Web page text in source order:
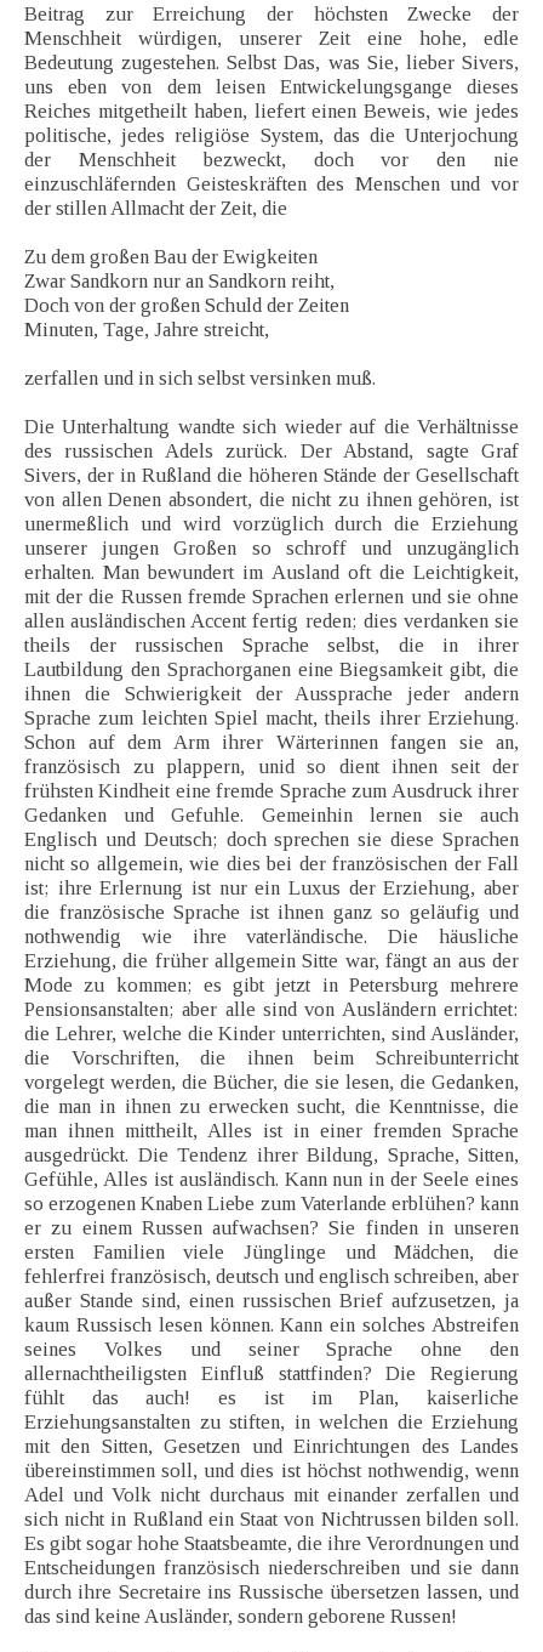
Beitrag zur Erreichung der höchsten Zwecke der
Menschheit würdigen, unserer Zeit eine hohe, edle
Bedeutung zugestehen. Selbst Das, was Sie, lieber Sivers,
uns eben von dem leisen Entwickelungsgange dieses
Reiches mitgetheilt haben, liefert einen Beweis, wie jedes
politische, jedes religiöse System, das die Unterjochung
der Menschheit bezweckt, doch vor den nie
einzuschläfernden Geisteskräften des Menschen und vor
der stillen Allmacht der Zeit, die
Zu dem großen Bau der Ewigkeiten
Zwar Sandkorn nur an Sandkorn reiht,
Doch von der großen Schuld der Zeiten
Minuten, Tage, Jahre streicht,
zerfallen und in sich selbst versinken muß.
Die Unterhaltung wandte sich wieder auf die Verhältnisse
des russischen Adels zurück. Der Abstand, sagte Graf
Sivers, der in Rußland die höheren Stände der Gesellschaft
von allen Denen absondert, die nicht zu ihnen gehören, ist
unermeßlich und wird vorzüglich durch die Erziehung
unserer jungen Großen so schroff und unzugänglich
erhalten. Man bewundert im Ausland oft die Leichtigkeit,
mit der die Russen fremde Sprachen erlernen und sie ohne
allen ausländischen Accent fertig reden; dies verdanken sie
theils der russischen Sprache selbst, die in ihrer
Lautbildung den Sprachorganen eine Biegsamkeit gibt, die
ihnen die Schwierigkeit der Aussprache jeder andern
Sprache zum leichten Spiel macht, theils ihrer Erziehung.
Schon auf dem Arm ihrer Wärterinnen fangen sie an,
französisch zu plappern, unid so dient ihnen seit der
frühsten Kindheit eine fremde Sprache zum Ausdruck ihrer
Gedanken und Gefuhle. Gemeinhin lernen sie auch
Englisch und Deutsch; doch sprechen sie diese Sprachen
nicht so allgemein, wie dies bei der französischen der Fall
ist; ihre Erlernung ist nur ein Luxus der Erziehung, aber
die französische Sprache ist ihnen ganz so geläufig und
nothwendig wie ihre vaterländische. Die häusliche
Erziehung, die früher allgemein Sitte war, fängt an aus der
Mode zu kommen; es gibt jetzt in Petersburg mehrere
Pensionsanstalten; aber alle sind von Ausländern errichtet:
die Lehrer, welche die Kinder unterrichten, sind Ausländer,
die Vorschriften, die ihnen beim Schreibunterricht
vorgelegt werden, die Bücher, die sie lesen, die Gedanken,
die man in ihnen zu erwecken sucht, die Kenntnisse, die
man ihnen mittheilt, Alles ist in einer fremden Sprache
ausgedrückt. Die Tendenz ihrer Bildung, Sprache, Sitten,
Gefühle, Alles ist ausländisch. Kann nun in der Seele eines
so erzogenen Knaben Liebe zum Vaterlande erblühen? kann
er zu einem Russen aufwachsen? Sie finden in unseren
ersten Familien viele Jünglinge und Mädchen, die
fehlerfrei französisch, deutsch und englisch schreiben, aber
außer Stande sind, einen russischen Brief aufzusetzen, ja
kaum Russisch lesen können. Kann ein solches Abstreifen
seines Volkes und seiner Sprache ohne den
allernachtheiligsten Einfluß stattfinden? Die Regierung
fühlt das auch! es ist im Plan, kaiserliche
Erziehungsanstalten zu stiften, in welchen die Erziehung
mit den Sitten, Gesetzen und Einrichtungen des Landes
übereinstimmen soll, und dies ist höchst nothwendig, wenn
Adel und Volk nicht durchaus mit einander zerfallen und
sich nicht in Rußland ein Staat von Nichtrussen bilden soll.
Es gibt sogar hohe Staatsbeamte, die ihre Verordnungen und
Entscheidungen französisch niederschreiben und sie dann
durch ihre Secretaire ins Russische übersetzen lassen, und
das sind keine Ausländer, sondern geborene Russen!